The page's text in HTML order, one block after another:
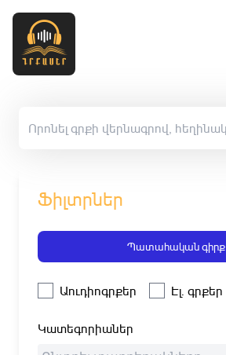
Ֆիլտրներ
Պատահական գիրք
Աուդիոգրքեր Էլ. գրքեր
Կատեգորիաներ